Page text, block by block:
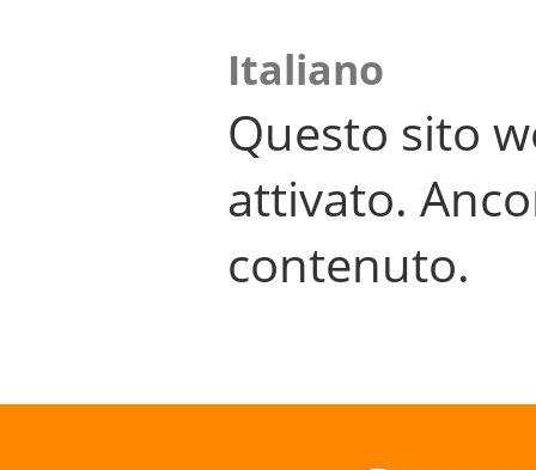
Italiano
Questo sito
attivato.
contenuto.